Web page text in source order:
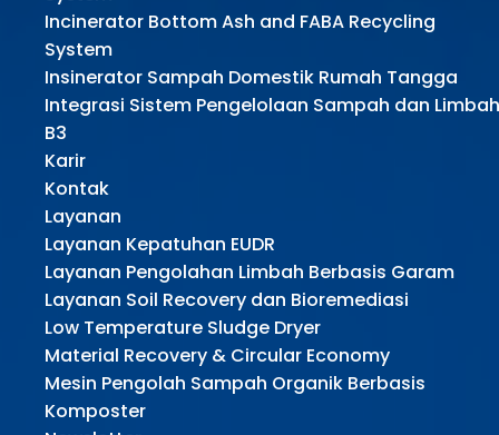
Incinerator Bottom Ash and FABA Recycling
System
Insinerator Sampah Domestik Rumah Tangga
Integrasi Sistem Pengelolaan Sampah dan Limbah
B3
Karir
Kontak
Layanan
Layanan Kepatuhan EUDR
Layanan Pengolahan Limbah Berbasis Garam
Layanan Soil Recovery dan Bioremediasi
Low Temperature Sludge Dryer
Material Recovery & Circular Economy
Mesin Pengolah Sampah Organik Berbasis
Komposter